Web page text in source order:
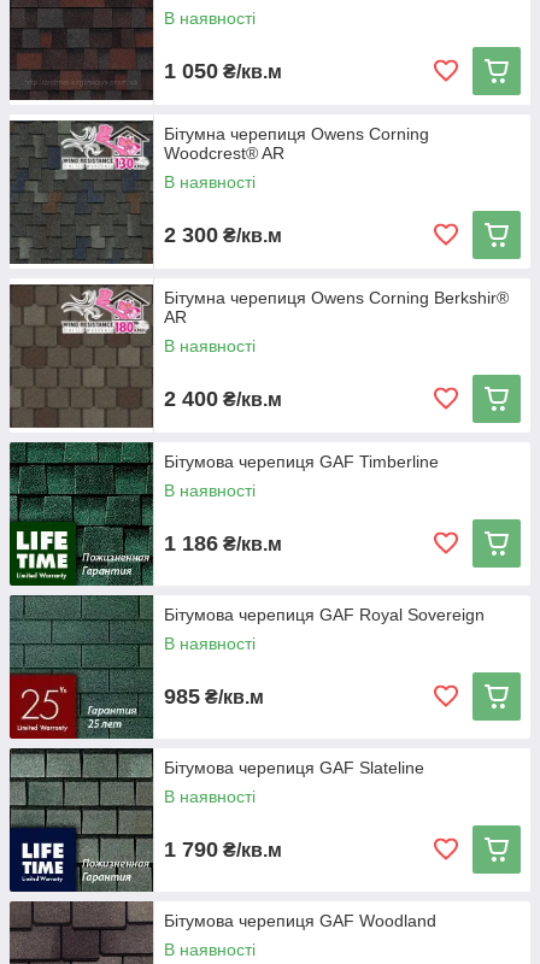
В наявності
1 050 ₴/кв.м
Бітумна черепиця Owens Corning
Woodcrest® AR
В наявності
2 300 ₴/кв.м
Бітумна черепиця Owens Corning Berkshir®
AR
В наявності
2 400 ₴/кв.м
Бітумова черепиця GAF Timberline
В наявності
1 186 ₴/кв.м
Бітумова черепиця GAF Royal Sovereign
В наявності
985 ₴/кв.м
Бітумова черепиця GAF Slateline
В наявності
1 790 ₴/кв.м
Бітумова черепиця GAF Woodland
В наявності